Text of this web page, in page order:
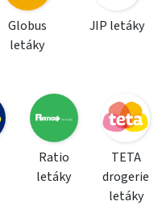
Globus
letáky
JIP letáky
Ratio
letáky
TETA
drogerie
letáky